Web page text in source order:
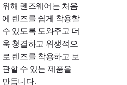
위해 렌즈웨어는 처음
에 렌즈를 쉽게 착용할
수 있도록 도와주고 더
욱 청결하고 위생적으
로 렌즈를 착용하고 보
관할 수 있는 제품을
만듭니다.